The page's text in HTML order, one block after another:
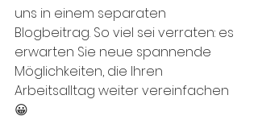
uns in einem separaten
Blogbeitrag. So viel sei verraten: es
erwarten Sie neue spannende
Möglichkeiten, die Ihren
Arbeitsalltag weiter vereinfachen
😀